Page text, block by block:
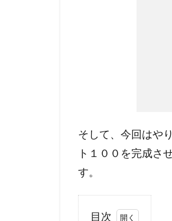
そして、今回はや
ト１００を完成さ
す。
目次